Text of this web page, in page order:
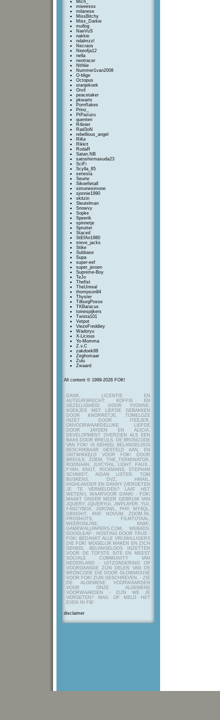
Mich_
mieeesss
milanese
MissBitchy
Miss_Darkie
mullog
NaeVuS
nakkie
ndalmzzl
Necraos
Neeofja12
nella
neotracer
Nthliie
Nummer1van2008
O-blige
Octopus
oranjekoek
Orvil
peacetaker
pkwarts
PornfIakes
Prinz_
PtPazuzu
quenten
R4inier
Rad3oN
rebellious_angel
RiKe
Rikkrt
RodaR
Satan.NB
satoshixmasuda23
SciFi
Scylla_85
senesta
Seurte
Sikoefietall
simonesimone
sjonnie1990
skitzin
Sleutelman
Snowvy
Sopke
Speerik
spinnetje
Sprutter
Staced
StEfAn1980
steve_jacks
Stike
Subbase
Supa
super-eef
super_jeroen
Supreme-Boy
TeJo
Thefist
TheUnreal
thompson84
Thyster
TilburgPosse
TKBaracus
toinespijkers
Twista101
Vetpot
ViezeFreddiey
Wadoryu
X-Licious
Yo-Momma
Z.v.C
zakdoek88
Zeghomaar
Zulu
Zwaard
All content © 1999-2026 FOK!
DANK, LICENTIE EN
AUTEURSRECHT: KOFFIE EN
GEZELLIGHEID DOOR YVONNE,
KOEKJES MET LIEFDE GEBAKKEN
DOOR KNORRETJE, TOMELOZE
INZET DOOR ITEEJER,
ONVOORWAARDELIJKE LIEFDE
DOOR JAYDEN EN ALICIA,
DEVELOPMENT OVERZIEN ALS EEN
BAAS DOOR BREULS. DE BRONCODE
VAN FOK! IS GEHEEL BELANGELOOS
BESCHIKBAAR GESTELD AAN, EN
ONTWIKKELD VOOR FOK! DOOR
BREULS, ZOEM, THE_TERMINATOR,
ROONAAN, JUICYHIL, LIGHT, FAUX.,
FYAH, KNUT, RICKMANS, STEPHAN
SCHMIDT, AIDAN LISTER, TOM
BUSKENS, DVZ, HMAIL,
HIGHLANDER EN DANNY (VERGETEN
JE TE VERMELDEN? LAAT HET
WETEN!), WAARVOOR DANK! - FOK!
MAAKT ONDER MEER GEBRUIK VAN
JQUERY, JQUERYUI, JWPLAYER, YUI,
FANCYBOX, JGROWL, PHP, MYSQL,
DBSIGHT, ANP, NOVUM, ZOOM.IN,
PROSHOTS, FILMTOTAAL,
WEERONLINE, KNMI,
GAMEWALLPAPERS.COM, WEBADS,
GOOGLEAP - HOSTING DOOR TRUE -
FOK! BEDANKT ALLE VRIJWILLIGERS
DIE FOK! MOGELIJK MAKEN EN ZICH
GEHEEL BELANGELOOS INZETTEN
VOOR DE TOFSTE SITE EN MEEST
SOCIALE COMMUNITY VAN
NEDERLAND - UITZONDERING OP
VOORGAANDE ZIJN DELEN VAN DE
BRONCODE DIE DOOR GLOWMOUSE
VOOR FOK! ZIJN GESCHREVEN. - ZIE
DE ALGEMENE VOORWAARDEN
VOOR ONZE ALGEMENE
VOORWAARDEN - ZIJN WE JE
VERGETEN? MAIL OF MELD HET
EVEN IN FB!
disclaimer